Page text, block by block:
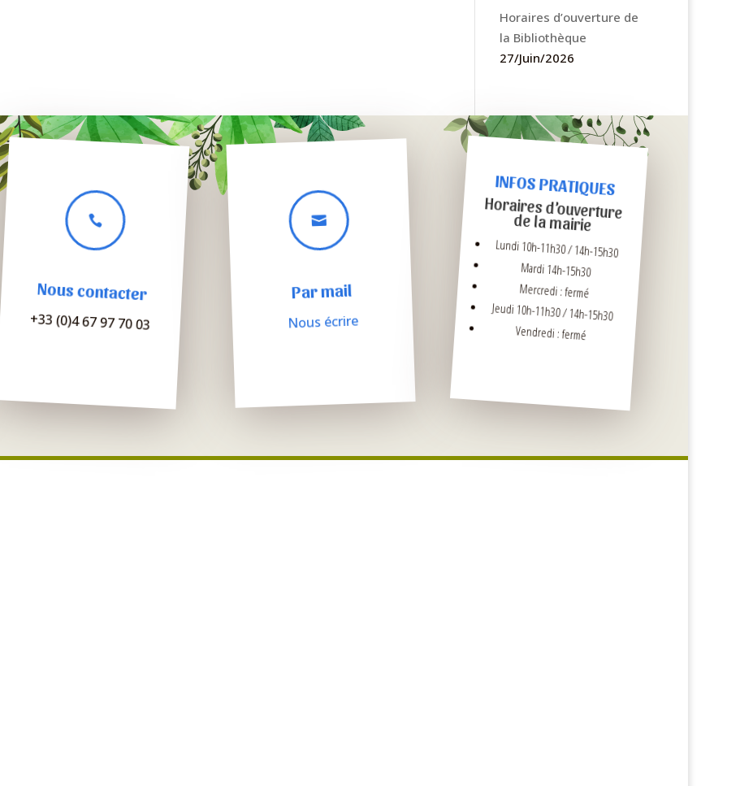
Horaires d’ouverture de
la Bibliothèque
27/Juin/2026

Nous contacter
+33 (0)4 67 97 70 03

Par mail
Nous écrire
INFOS PRATIQUES
Horaires d’ouverture
de la mairie
Lundi 10h-11h30 / 14h-15h30
Mardi 14h-15h30
Mercredi : fermé
Jeudi 10h-11h30 / 14h-15h30
Vendredi : fermé